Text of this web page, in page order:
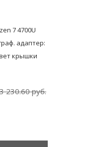
7 4700U
адаптер:
крышки
3 230.60 руб.